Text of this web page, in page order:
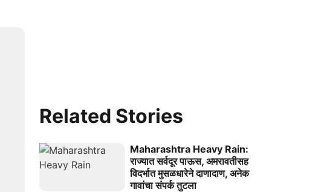
Related Stories
Maharashtra Heavy Rain:
राज्यात सर्वदूर पाऊस, अमरावतीसह
विदर्भात मुसळधारेने दाणादाण, अनेक
गावांचा संपर्क तुटला